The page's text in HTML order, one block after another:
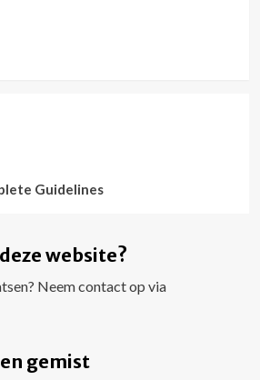
Guidelines
website?
Neem contact op via
gemist